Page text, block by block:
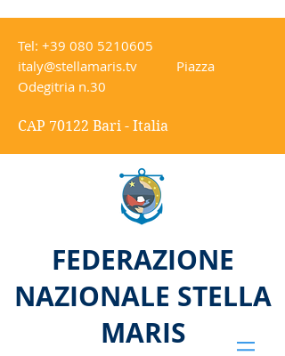
Tel: +39 080 5210605
italy@stellamaris.tv Piazza
Odegitria n.30
CAP 70122 Bari - Italia
FEDERAZIONE
NAZIONALE STELLA
MARIS